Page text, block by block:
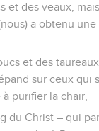
et des veaux,
a obtenu
et des
sur ceux qui
purifier la chair,
du Christ – qui